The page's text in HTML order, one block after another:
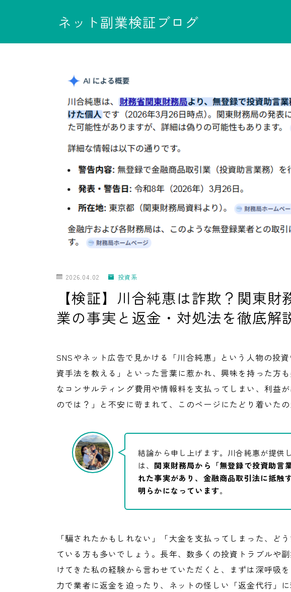
ネット副業検証ブログ
2026.04.02 投資系
【検証】川合純惠は詐欺？関東
業の事実と返金・対処法を徹底解
SNSやネット広告で見かける「川合純惠」という人物の投
資手法を教える」といった言葉に惹かれ、興味を持った方
なコンサルティング費用や情報料を支払ってしまい、利益
のでは？」と不安に苛まれて、このページにたどり着いたの
結論から申し上げます。川合純惠が提供
は、 関東財務局から「無登録で投資助言
れた事実があり、金融商品取引法に抵触
明らかになっています。
「騙されたかもしれない」「大金を支払ってしまった、ど
ている方も多いでしょう。長年、数多くの投資トラブルや
けてきた私の経験から言わせていただくと、まずは深呼吸
力で業者に返金を迫ったり、ネットの怪しい「返金代行」